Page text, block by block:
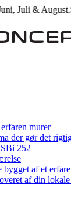
& August.
murer
der gør det
252
bygget af et
af din